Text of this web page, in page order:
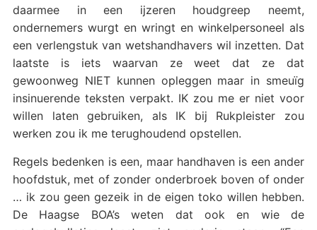
daarmee in een ijzeren houdgreep neemt,
ondernemers wurgt en wringt en winkelpersoneel als
een verlengstuk van wetshandhavers wil inzetten. Dat
laatste is iets waarvan ze weet dat ze dat
gewoonweg NIET kunnen opleggen maar in smeuïg
insinuerende teksten verpakt. IK zou me er niet voor
willen laten gebruiken, als IK bij Rukpleister zou
werken zou ik me terughoudend opstellen.
Regels bedenken is een, maar handhaven is een ander
hoofdstuk, met of zonder onderbroek boven of onder
… ik zou geen gezeik in de eigen toko willen hebben.
De Haagse BOA’s weten dat ook en wie de